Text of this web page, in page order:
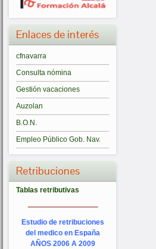
Enlaces de interés
cfnavarra
Consulta nómina
Gestión vacaciones
Auzolan
B.O.N.
Empleo Público Gob. Nav.
Retribuciones
Tablas retributivas
Estudio de retribuciones
del medico en España
AÑOS 2006 A 2009